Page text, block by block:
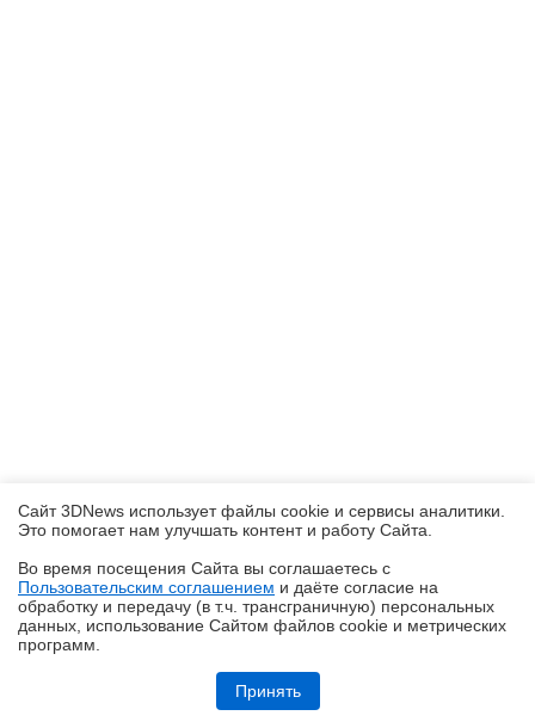
Обзор «малолитражного суперкомпьютера» MSI EdgeXpert MS-C931
Сайт 3DNews использует файлы cookie и сервисы аналитики.
Это помогает нам улучшать контент и работу Cайта.
Во время посещения Cайта вы соглашаетесь с
Пользовательским соглашением и даёте согласие на
обработку и передачу (в т.ч. трансграничную) персональных
данных, использование Cайтом файлов cookie и метрических
программ.
Принять